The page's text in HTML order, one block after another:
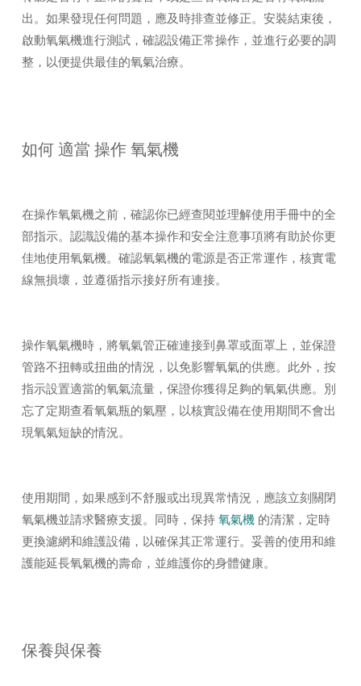
出。如果發現任何問題，應及時排查並修正。安裝結束後，
啟動氧氣機進行測試，確認設備正常操作，並進行必要的調
整，以便提供最佳的氧氣治療。
如何 適當 操作 氧氣機
在操作氧氣機之前，確認你已經查閱並理解使用手冊中的全
部指示。認識設備的基本操作和安全注意事項將有助於你更
佳地使用氧氣機。確認氧氣機的電源是否正常運作，核實電
線無損壞，並遵循指示接好所有連接。
操作氧氣機時，將氧氣管正確連接到鼻罩或面罩上，並保證
管路不扭轉或扭曲的情況，以免影響氧氣的供應。此外，按
指示設置適當的氧氣流量，保證你獲得足夠的氧氣供應。別
忘了定期查看氧氣瓶的氣壓，以核實設備在使用期間不會出
現氧氣短缺的情況。
使用期間，如果感到不舒服或出現異常情況，應該立刻關閉
氧氣機並請求醫療支援。同時，保持 氧氣機 的清潔，定時
更換濾網和維護設備，以確保其正常運行。妥善的使用和維
護能延長氧氣機的壽命，並維護你的身體健康。
保養與保養